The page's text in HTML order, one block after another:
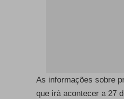
As informações sobre
que irá acontecer a 27